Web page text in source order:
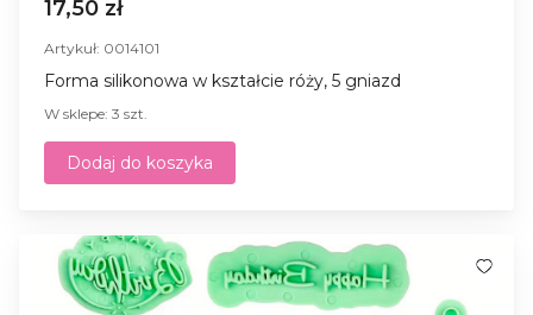
17,50 zł
Artykuł: 0014101
Forma silikonowa w kształcie róży, 5 gniazd
W sklepe: 3 szt.
Dodaj do koszyka